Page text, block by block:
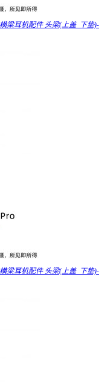
梁耳机配件 头梁(上盖_下垫)-
梁耳机配件 头梁(上盖_下垫)-